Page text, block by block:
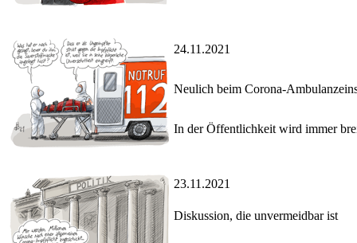
24.11.2021
Neulich beim Corona-
In der Öffentlichkeit wird immer
23.11.2021
Diskussion, die unvermeidbar ist